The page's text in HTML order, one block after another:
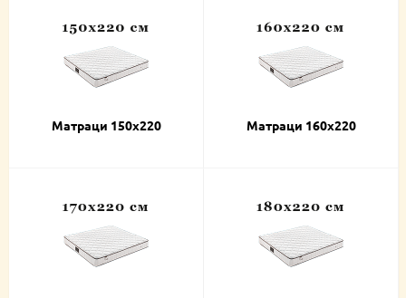
Матраци 150х220 Матраци 160х220